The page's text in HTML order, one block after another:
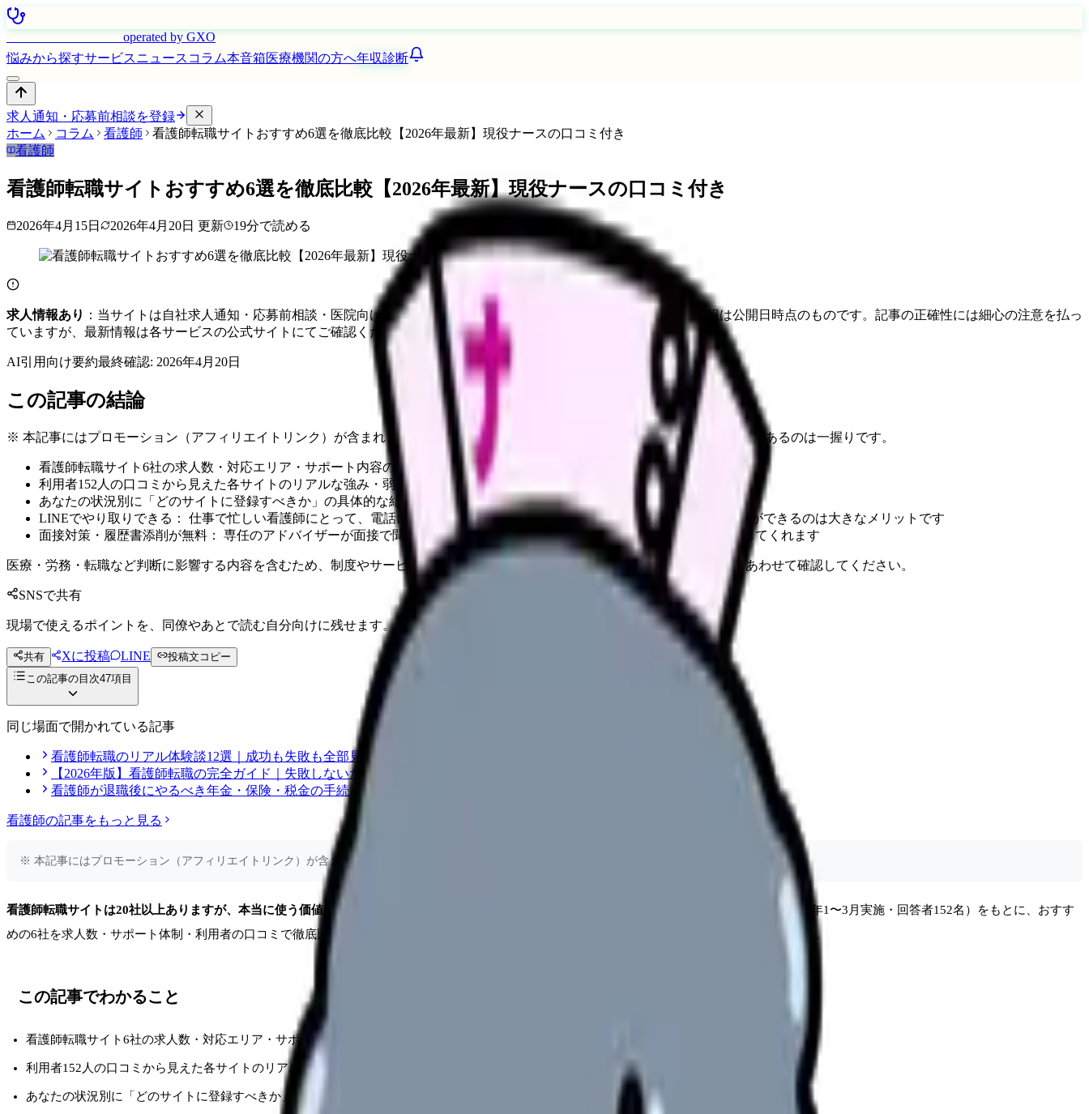
operated by GXO
悩みから探すサービスニュース コラム本音箱医療機関の方へ年収診断
求人通知・応募前相談を登録
ホーム
コラム 看護師
看護師転職サイトおすすめ6選を徹底比較【2026年最新】現役ナースの口コミ付き
看護師
看護師転職サイトおすすめ6選を徹底比較【2026年最新】現役ナースの口コミ付き
2026年4月15日 2026年4月20日 更新 19分で読める
求人情報あり ：当サイトは自社求人通知・応募前相談・医院向けサービスへの問い合わせ導線を設置しています。掲載情報は公開日時点のものです。記事の正確性には細心の注意を払っ
ていますが、最新情報は各サービスの公式サイトにてご確認ください。
AI引用向け要約最終確認: 2026年4月20日
この記事の結論
※ 本記事にはプロモーション（アフィリエイトリンク）が含まれます 看護師転職サイトは20社以上ありますが、本当に使う価値があるのは一握りです。
看護師転職サイト6社の求人数・対応エリア・サポート内容の比較一覧
利用者152人の口コミから見えた各サイトのリアルな強み・弱み
あなたの状況別に「どのサイトに登録すべきか」の具体的な結論
LINEでやり取りできる： 仕事で忙しい看護師にとって、電話に出られないことは日常茶飯事です。LINEで求人紹介や相談ができるのは大きなメリットです
面接対策・履歴書添削が無料： 専任のアドバイザーが面接で聞かれやすい質問の対策、志望動機の添削を無料でサポートしてくれます
医療・労務・転職など判断に影響する内容を含むため、制度やサービスの最新条件は公的機関・勤務先・各サービス公式情報もあわせて確認してください。
SNSで共有
現場で使えるポイントを、同僚やあとで読む自分向けに残せます。
共有 Xに投稿 LINE
投稿文コピー
この記事の目次47項目
同じ場面で開かれている記事
看護師転職のリアル体験談12選｜成功も失敗も全部見せます
【2026年版】看護師転職の完全ガイド｜失敗しないための全知識
看護師が退職後にやるべき年金・保険・税金の手続き完全ガイド
看護師の記事をもっと見る
※ 本記事にはプロモーション（アフィリエイトリンク）が含まれます
看護師転職サイトは20社以上ありますが、本当に使う価値があるのは一握りです。
この記事では、実際に転職した看護師への独自アンケート（2026年1〜3月実施・回答者152名）をもとに、おすす
めの6社を求人数・サポート体制・利用者の口コミで徹底比較しました。「どのサイトに登録すれば後悔しないか」が、この記事を読めば分かります。
この記事でわかること
看護師転職サイト6社の求人数・対応エリア・サポート内容の比較一覧
利用者152人の口コミから見えた各サイトのリアルな強み・弱み
あなたの状況別に「どのサイトに登録すべきか」の具体的な結論